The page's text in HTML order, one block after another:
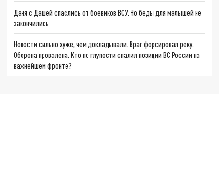
Даня с Дашей спаслись от боевиков ВСУ. Но беды для малышей не
закончились
Новости сильно хуже, чем докладывали. Враг форсировал реку.
Оборона провалена. Кто по глупости спалил позиции ВС России на
важнейшем фронте?